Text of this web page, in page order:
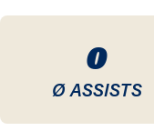
0
Ø ASSISTS